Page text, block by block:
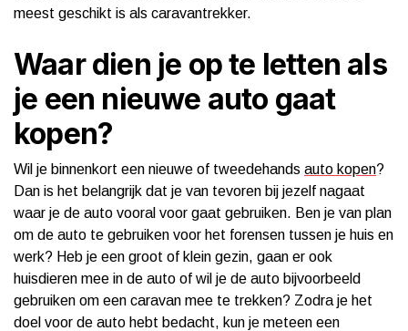
meest geschikt is als caravantrekker.
Waar dien je op te letten als
je een nieuwe auto gaat
kopen?
Wil je binnenkort een nieuwe of tweedehands auto kopen?
Dan is het belangrijk dat je van tevoren bij jezelf nagaat
waar je de auto vooral voor gaat gebruiken. Ben je van plan
om de auto te gebruiken voor het forensen tussen je huis en
werk? Heb je een groot of klein gezin, gaan er ook
huisdieren mee in de auto of wil je de auto bijvoorbeeld
gebruiken om een caravan mee te trekken? Zodra je het
doel voor de auto hebt bedacht, kun je meteen een